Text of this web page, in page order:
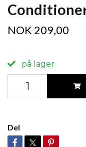
NOK 209,00
på lager
Del